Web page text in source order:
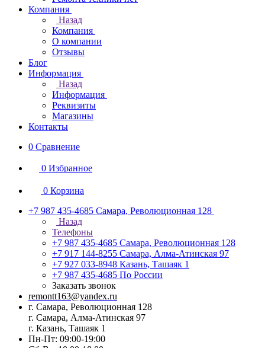
Компания
Назад
Компания
О компании
Отзывы
Блог
Информация
Назад
Информация
Реквизиты
Магазины
Контакты
0 Сравнение
0 Избранное
0 Корзина
+7 987 435-4685 Самара, Революционная 128
Назад
Телефоны
+7 987 435-4685 Самара, Революционная 128
+7 917 144-8255 Самара, Алма-Атинская 97
+7 927 033-8948 Казань, Ташаяк 1
+7 987 435-4685 По России
Заказать звонок
remontt163@yandex.ru
г. Самара, Революционная 128
г. Самара, Алма-Атинская 97
г. Казань, Ташаяк 1
Пн-Пт: 09:00-19:00